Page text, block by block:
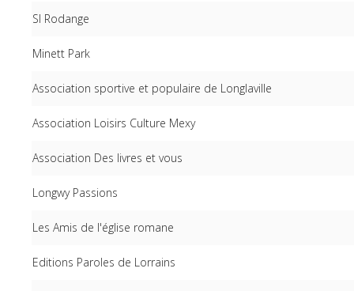
SI Rodange
Minett Park
Association sportive et populaire de Longlaville
Association Loisirs Culture Mexy
Association Des livres et vous
Longwy Passions
Les Amis de l'église romane
Editions Paroles de Lorrains